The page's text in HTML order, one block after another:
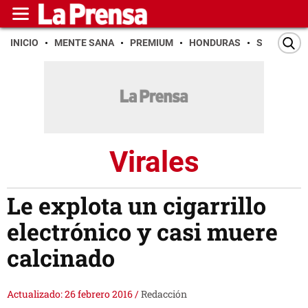
INICIO MENTE SANA PREMIUM HONDURAS SAN PEDRO
Virales
Le explota un cigarrillo
electrónico y casi muere
calcinado
Actualizado: 26 febrero 2016/Redacción